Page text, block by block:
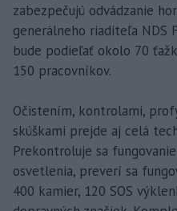
zabezpečujú odvádzanie
generálneho riaditeľa NDS
bude podieľať okolo 70
150 pracovníkov.
Očistením, kontrolami,
skúškami prejde aj celá
Prekontroluje sa
osvetlenia, preverí sa
400 kamier, 120 SOS